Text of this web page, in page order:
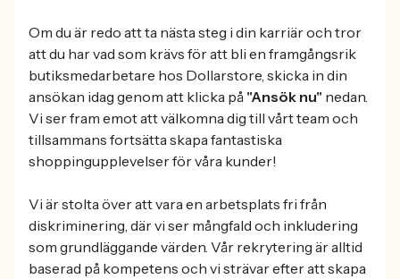
Om du är redo att ta nästa steg i din karriär och tror
att du har vad som krävs för att bli en framgångsrik
butiksmedarbetare hos Dollarstore, skicka in din
ansökan idag genom att klicka på "Ansök nu" nedan.
Vi ser fram emot att välkomna dig till vårt team och
tillsammans fortsätta skapa fantastiska
shoppingupplevelser för våra kunder!
Vi är stolta över att vara en arbetsplats fri från
diskriminering, där vi ser mångfald och inkludering
som grundläggande värden. Vår rekrytering är alltid
baserad på kompetens och vi strävar efter att skapa